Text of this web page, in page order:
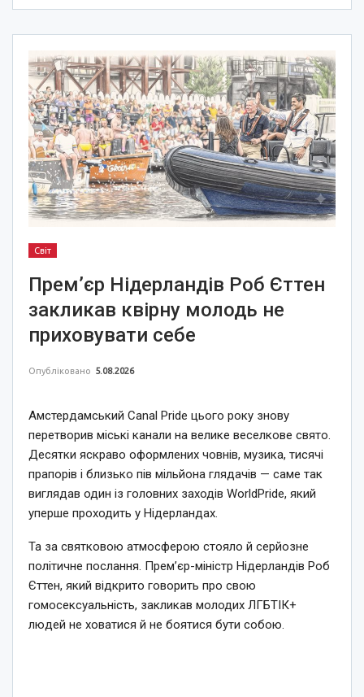
Світ
Прем’єр Нідерландів Роб Єттен
закликав квірну молодь не
приховувати себе
Опубліковано 5.08.2026
Амстердамський Canal Pride цього року знову
перетворив міські канали на велике веселкове свято.
Десятки яскраво оформлених човнів, музика, тисячі
прапорів і близько пів мільйона глядачів — саме так
виглядав один із головних заходів WorldPride, який
уперше проходить у Нідерландах.
Та за святковою атмосферою стояло й серйозне
політичне послання. Прем’єр-міністр Нідерландів Роб
Єттен, який відкрито говорить про свою
гомосексуальність, закликав молодих ЛГБТІК+
людей не ховатися й не боятися бути собою.